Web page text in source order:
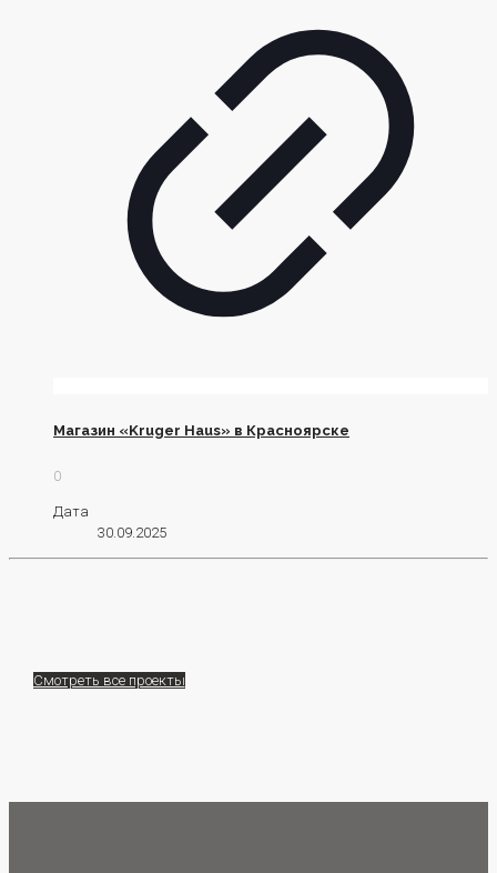
Магазин «Kruger Haus» в Красноярске
0
Дата
30.09.2025
Смотреть все проекты